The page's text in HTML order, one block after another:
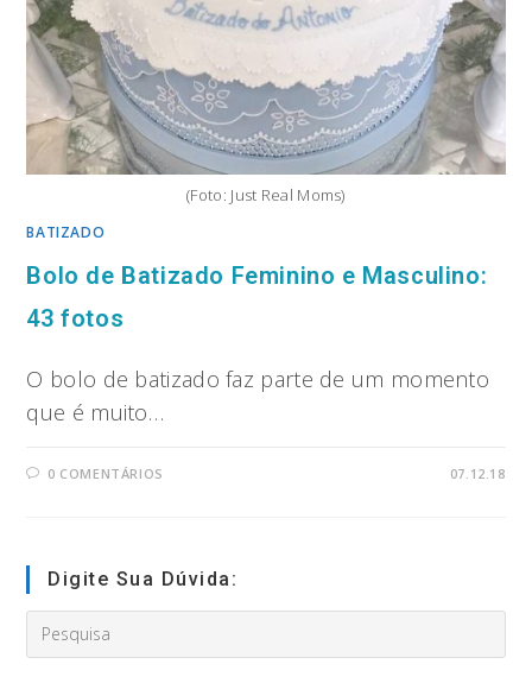
(Foto: Just Real Moms)
BATIZADO
Bolo de Batizado Feminino e Masculino:
43 fotos
O bolo de batizado faz parte de um momento
que é muito…
0 COMENTÁRIOS 07.12.18
Digite Sua Dúvida:
this